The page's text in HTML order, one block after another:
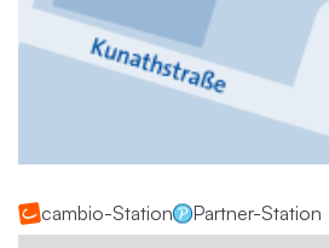
cambio-Station Partner-Station